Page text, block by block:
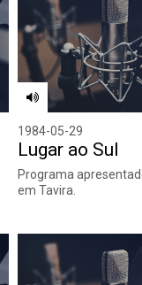
1984-05-29
Lugar ao Sul
Programa
em Tavira.